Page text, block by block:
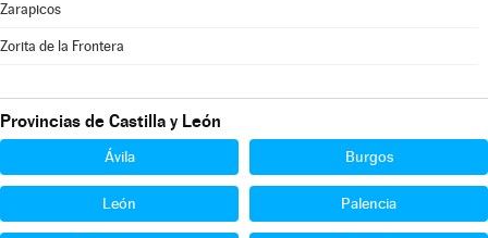
Zarapicos
Zorita de la Frontera
Provincias de Castilla y León
Ávila Burgos
León Palencia